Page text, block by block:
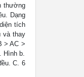
thường
Dạng
tích
và thay
> AC >
Hình b.
C. 6